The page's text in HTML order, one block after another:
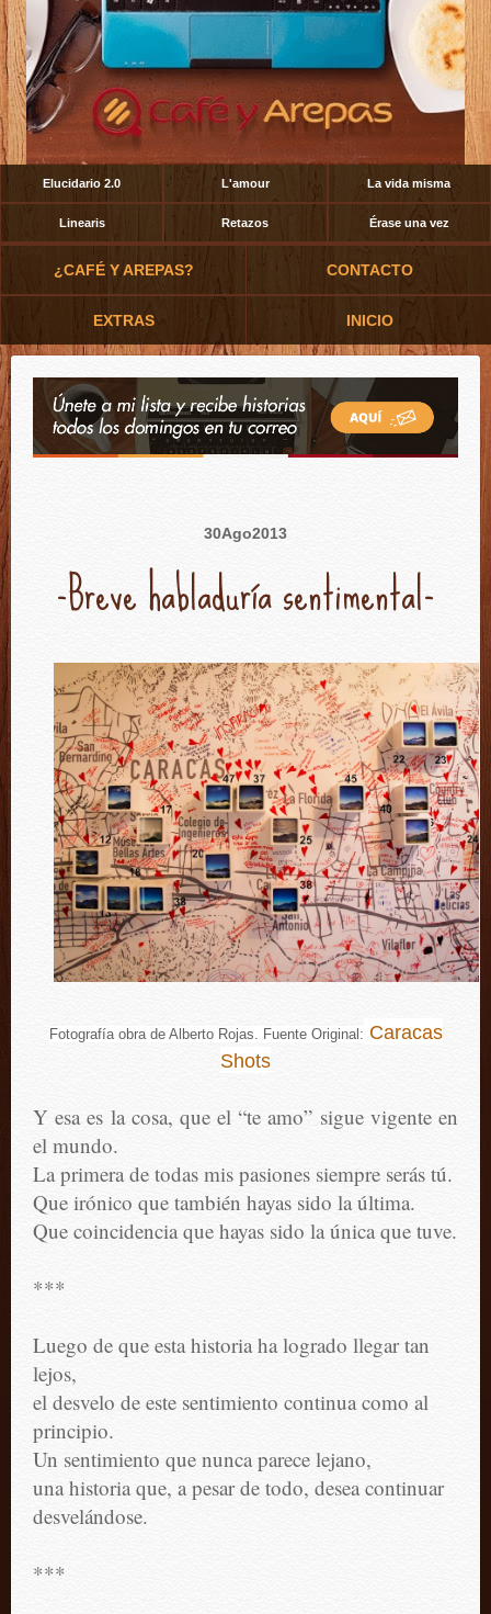
Elucidario 2.0 L'amour La vida misma
Linearis Retazos Érase una vez
¿CAFÉ Y AREPAS? CONTACTO
EXTRAS INICIO
30Ago2013
-Breve habladuría sentimental-
Fotografía obra de Alberto Rojas. Fuente Original: Caracas
Shots
Y esa es la cosa, que el “te amo” sigue vigente en
el mundo.
La primera de todas mis pasiones siempre serás tú.
Que irónico que también hayas sido la última.
Que coincidencia que hayas sido la única que tuve.
***
Luego de que esta historia ha logrado llegar tan
lejos,
el desvelo de este sentimiento continua como al
principio.
Un sentimiento que nunca parece lejano,
una historia que, a pesar de todo, desea continuar
desvelándose.
***